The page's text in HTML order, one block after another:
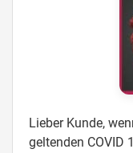
Lieber Kunde,
geltenden COVID